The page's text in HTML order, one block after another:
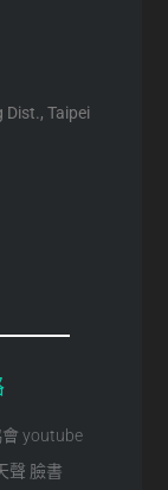
Dist., Taipei
youtube
聲 臉書